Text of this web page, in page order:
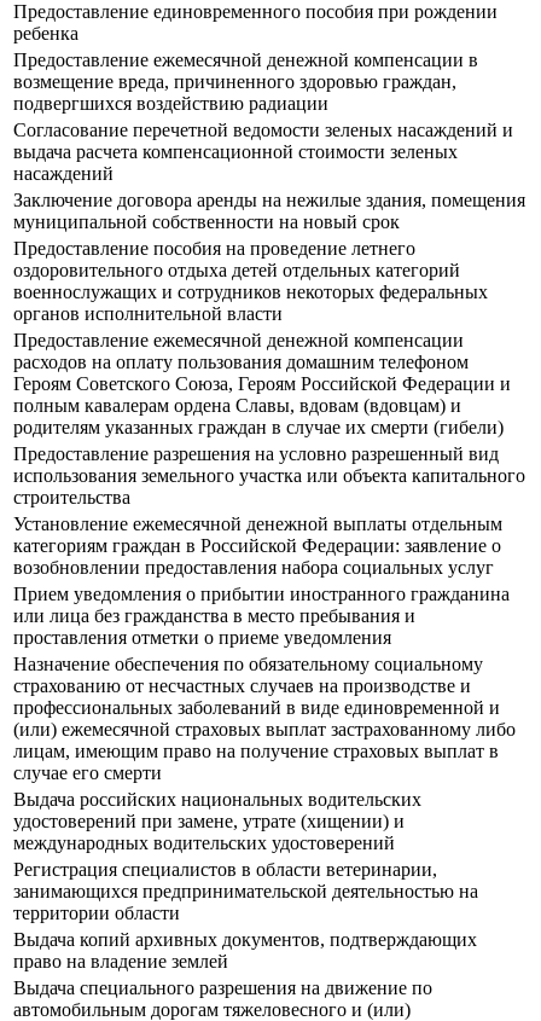
Предоставление единовременного пособия при рождении
ребенка
Предоставление ежемесячной денежной компенсации в
возмещение вреда, причиненного здоровью граждан,
подвергшихся воздействию радиации
Согласование перечетной ведомости зеленых насаждений и
выдача расчета компенсационной стоимости зеленых
насаждений
Заключение договора аренды на нежилые здания, помещения
муниципальной собственности на новый срок
Предоставление пособия на проведение летнего
оздоровительного отдыха детей отдельных категорий
военнослужащих и сотрудников некоторых федеральных
органов исполнительной власти
Предоставление ежемесячной денежной компенсации
расходов на оплату пользования домашним телефоном
Героям Советского Союза, Героям Российской Федерации и
полным кавалерам ордена Славы, вдовам (вдовцам) и
родителям указанных граждан в случае их смерти (гибели)
Предоставление разрешения на условно разрешенный вид
использования земельного участка или объекта капитального
строительства
Установление ежемесячной денежной выплаты отдельным
категориям граждан в Российской Федерации: заявление о
возобновлении предоставления набора социальных услуг
Прием уведомления о прибытии иностранного гражданина
или лица без гражданства в место пребывания и
проставления отметки о приеме уведомления
Назначение обеспечения по обязательному социальному
страхованию от несчастных случаев на производстве и
профессиональных заболеваний в виде единовременной и
(или) ежемесячной страховых выплат застрахованному либо
лицам, имеющим право на получение страховых выплат в
случае его смерти
Выдача российских национальных водительских
удостоверений при замене, утрате (хищении) и
международных водительских удостоверений
Регистрация специалистов в области ветеринарии,
занимающихся предпринимательской деятельностью на
территории области
Выдача копий архивных документов, подтверждающих
право на владение землей
Выдача специального разрешения на движение по
автомобильным дорогам тяжеловесного и (или)